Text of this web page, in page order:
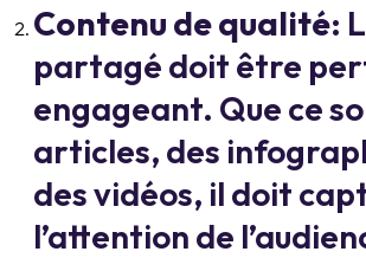
Contenu de qualité:
partagé doit être
engageant. Que ce
articles, des
des vidéos, il doit
l’attention de